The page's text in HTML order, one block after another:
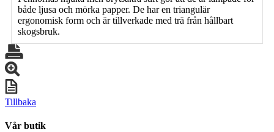
både ljusa och mörka papper. De har en triangulär
ergonomisk form och är tillverkade med trä från hållbart
skogsbruk.
Tillbaka
Vår butik